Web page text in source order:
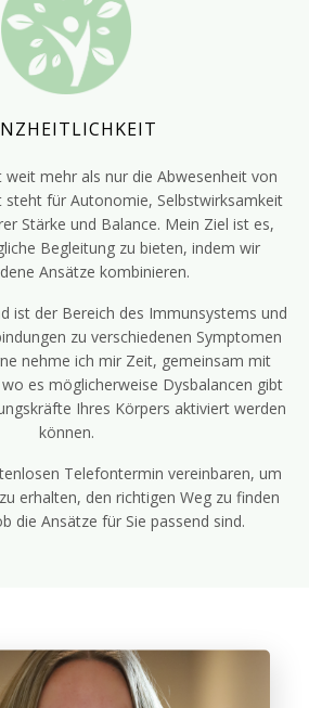
weit mehr als nur die Abwesenheit von
steht für Autonomie, Selbstwirksamkeit
Stärke und Balance. Mein Ziel ist es,
Begleitung zu bieten, indem wir
Ansätze kombinieren.
ist der Bereich des Immunsystems und
zu verschiedenen Symptomen
nehme ich mir Zeit, gemeinsam mit
es möglicherweise Dysbalancen gibt
Ihres Körpers aktiviert werden
können.
Telefontermin vereinbaren, um
erhalten, den richtigen Weg zu finden
die Ansätze für Sie passend sind.